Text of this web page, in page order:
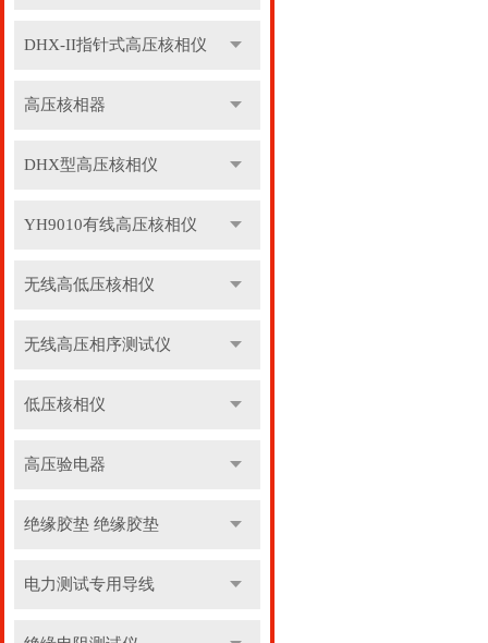
DHX-II指针式高压核相仪
高压核相器
DHX型高压核相仪
YH9010有线高压核相仪
无线高低压核相仪
无线高压相序测试仪
低压核相仪
高压验电器
绝缘胶垫 绝缘胶垫
电力测试专用导线